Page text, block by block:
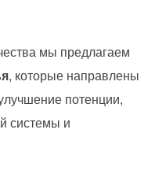
мы предлагаем
, которые направлены
потенции,
системы и